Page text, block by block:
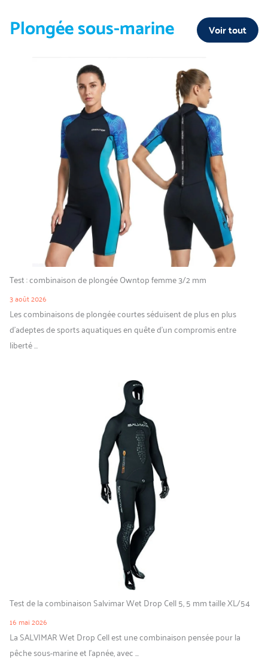
Plongée sous-marine Voir tout
Test : combinaison de plongée Owntop femme 3/2 mm
3 août 2026
Les combinaisons de plongée courtes séduisent de plus en plus
d’adeptes de sports aquatiques en quête d’un compromis entre
liberté …
Test de la combinaison Salvimar Wet Drop Cell 5, 5 mm taille XL/54
16 mai 2026
La SALVIMAR Wet Drop Cell est une combinaison pensée pour la
pêche sous-marine et l’apnée, avec ...